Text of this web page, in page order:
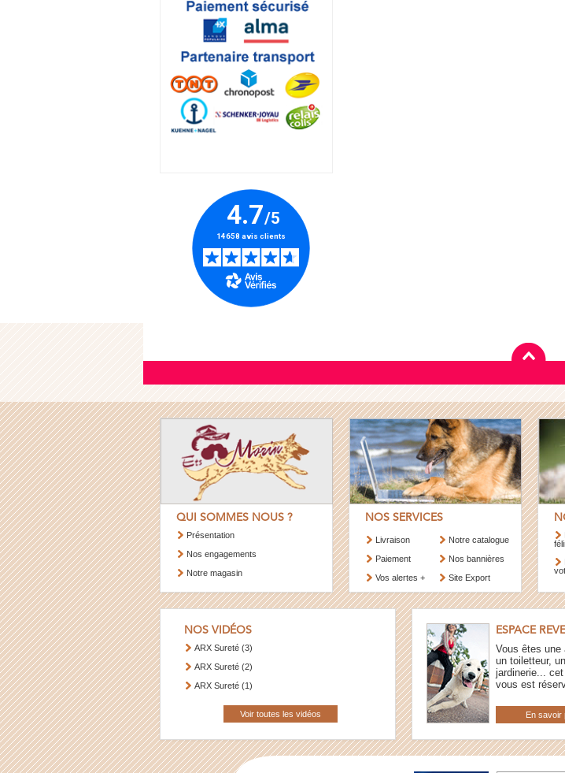
QUI SOMMES NOUS ?
Présentation
Nos engagements
Notre magasin
NOS SERVICES
Livraison
Paiement
Vos alertes +
Notre catalogue
Nos bannières
Site Export
NOS VIDÉOS
ARX Sureté (3)
ARX Sureté (2)
ARX Sureté (1)
Voir toutes les vidéos
ESPACE
Vous êtes une
un toiletteur,
jardinerie...
vous est
En savoir